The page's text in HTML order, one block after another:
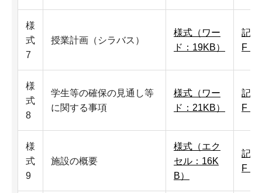
様
式
7
授業計画（シラバス）
様式（ワー
ド：19KB）
記
F：
様
式
8
学生等の確保の見通し等
に関する事項
様式（ワー
ド：21KB）
記
F：
様
式
9
施設の概要
様式（エク
セル：16K
B）
記
F：